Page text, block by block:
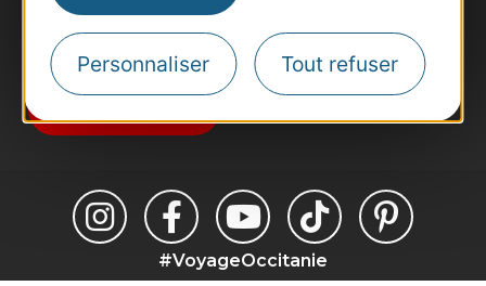
Personnaliser Tout refuser
Inscrivez-vous à la lettre d'information
Destination Occitanie pour recevoir des
suggestions de séjours, de visites et de sorties.
#VoyageOccitanie